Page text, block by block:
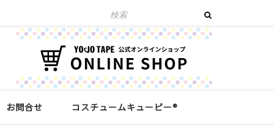
お問合せ コスチュームキューピー®︎